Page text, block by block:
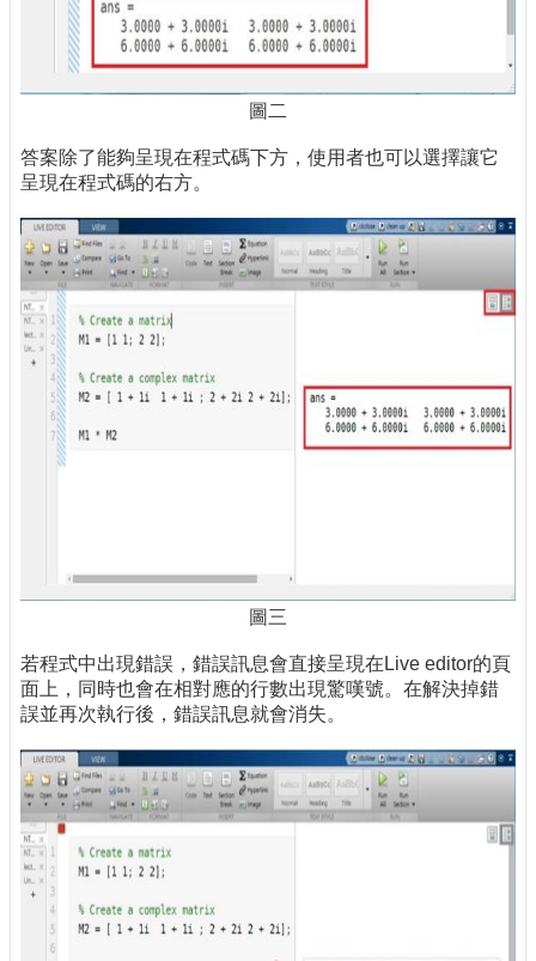
圖二
答案除了能夠呈現在程式碼下方，使用者也可以選擇讓它
呈現在程式碼的右方。
圖三
若程式中出現錯誤，錯誤訊息會直接呈現在Live editor的頁
面上，同時也會在相對應的行數出現驚嘆號。在解決掉錯
誤並再次執行後，錯誤訊息就會消失。